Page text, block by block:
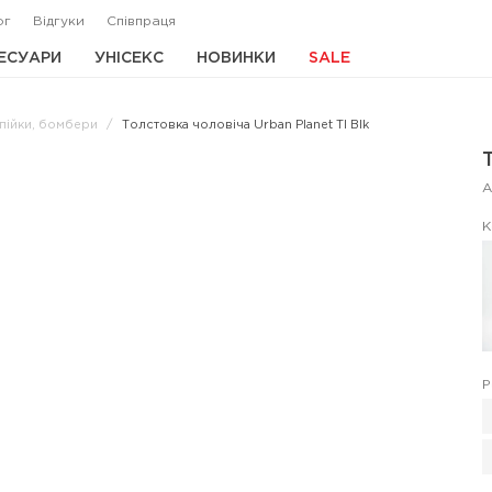
Відгуки Співпраця
УНІСЕКС НОВИНКИ SALE
бомбери Толстовка чоловіча Urban Planet Tl Blk